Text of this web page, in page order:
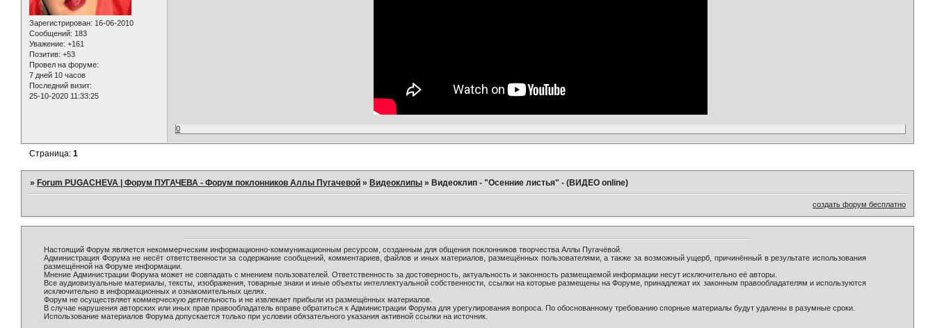
Зарегистрирован: 16-06-2010
Сообщений: 183
Уважение: +161
Позитив: +53
Провел на форуме:
7 дней 10 часов
Последний визит:
25-10-2020 11:33:25
0
Страница:1
»Forum PUGACHEVA | Форум ПУГАЧЕВА - Форум поклонников Аллы Пугачевой »Видеоклипы »Видеоклип - "Осенние листья" - (ВИДЕО online)
создать форум бесплатно
Настоящий Форум является некоммерческим информационно-коммуникационным ресурсом, созданным для общения поклонников творчества Аллы Пугачёвой.
Администрация Форума не несёт ответственности за содержание сообщений, комментариев, файлов и иных материалов, размещённых пользователями, а также за возможный ущерб, причинённый в результате использования
размещённой на Форуме информации.
Мнение Администрации Форума может не совпадать с мнением пользователей. Ответственность за достоверность, актуальность и законность размещаемой информации несут исключительно её авторы.
Все аудиовизуальные материалы, тексты, изображения, товарные знаки и иные объекты интеллектуальной собственности, ссылки на которые размещены на Форуме, принадлежат их законным правообладателям и используются
исключительно в информационных и ознакомительных целях.
Форум не осуществляет коммерческую деятельность и не извлекает прибыли из размещённых материалов.
В случае нарушения авторских или иных прав правообладатель вправе обратиться к Администрации Форума для урегулирования вопроса. По обоснованному требованию спорные материалы будут удалены в разумные сроки.
Использование материалов Форума допускается только при условии обязательного указания активной ссылки на источник.